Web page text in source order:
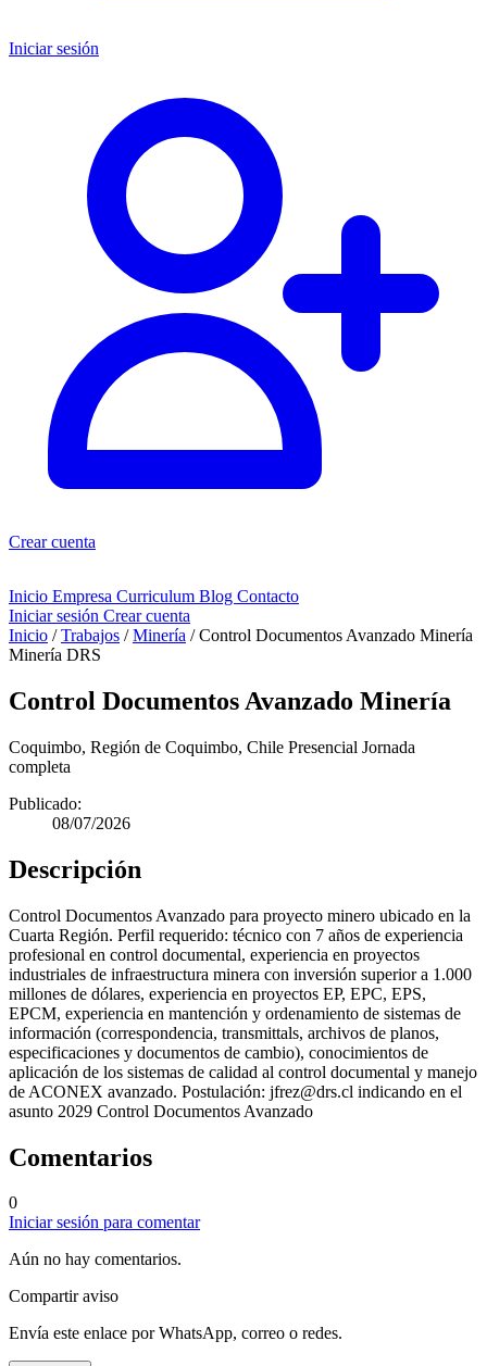
Iniciar sesión
Crear cuenta
Inicio Empresa Curriculum Blog Contacto
Iniciar sesión Crear cuenta
Inicio / Trabajos / Minería / Control Documentos Avanzado Minería
Minería DRS
Control Documentos Avanzado Minería
Coquimbo, Región de Coquimbo, Chile Presencial Jornada
completa
Publicado:
08/07/2026
Descripción
Control Documentos Avanzado para proyecto minero ubicado en la
Cuarta Región. Perfil requerido: técnico con 7 años de experiencia
profesional en control documental, experiencia en proyectos
industriales de infraestructura minera con inversión superior a 1.000
millones de dólares, experiencia en proyectos EP, EPC, EPS,
EPCM, experiencia en mantención y ordenamiento de sistemas de
información (correspondencia, transmittals, archivos de planos,
especificaciones y documentos de cambio), conocimientos de
aplicación de los sistemas de calidad al control documental y manejo
de ACONEX avanzado. Postulación: jfrez@drs.cl indicando en el
asunto 2029 Control Documentos Avanzado
Comentarios
0
Iniciar sesión para comentar
Aún no hay comentarios.
Compartir aviso
Envía este enlace por WhatsApp, correo o redes.